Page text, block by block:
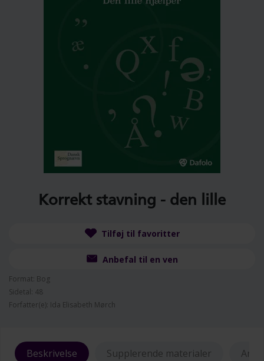
Korrekt stavning - den lille
Tilføj til favoritter
Anbefal til en ven
Format: Bog
Sidetal: 48
Forfatter(e): Ida Elisabeth Mørch
Beskrivelse Supplerende materialer